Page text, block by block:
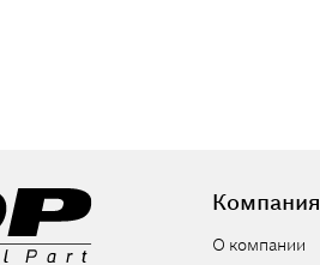
Компания
О компании